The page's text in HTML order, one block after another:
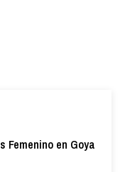
Femenino en Goya